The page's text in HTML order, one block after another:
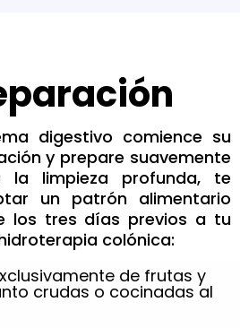
digestivo comience su
y prepare suavemente
la limpieza profunda, te
un patrón alimentario
los tres días previos a tu
colónica:
de frutas y
crudas o cocinadas al